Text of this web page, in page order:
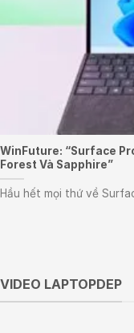
WinFuture: “Surface
Forest Và Sapphire”
Hầu hết mọi thứ về
VIDEO LAPTOPDEP